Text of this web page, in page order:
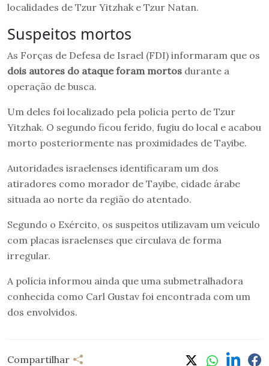
localidades de Tzur Yitzhak e Tzur Natan.
Suspeitos mortos
As Forças de Defesa de Israel (FDI) informaram que os
dois autores do ataque foram mortos durante a
operação de busca.
Um deles foi localizado pela polícia perto de Tzur
Yitzhak. O segundo ficou ferido, fugiu do local e acabou
morto posteriormente nas proximidades de Tayibe.
Autoridades israelenses identificaram um dos
atiradores como morador de Tayibe, cidade árabe
situada ao norte da região do atentado.
Segundo o Exército, os suspeitos utilizavam um veículo
com placas israelenses que circulava de forma
irregular.
A polícia informou ainda que uma submetralhadora
conhecida como Carl Gustav foi encontrada com um
dos envolvidos.
Compartilhar